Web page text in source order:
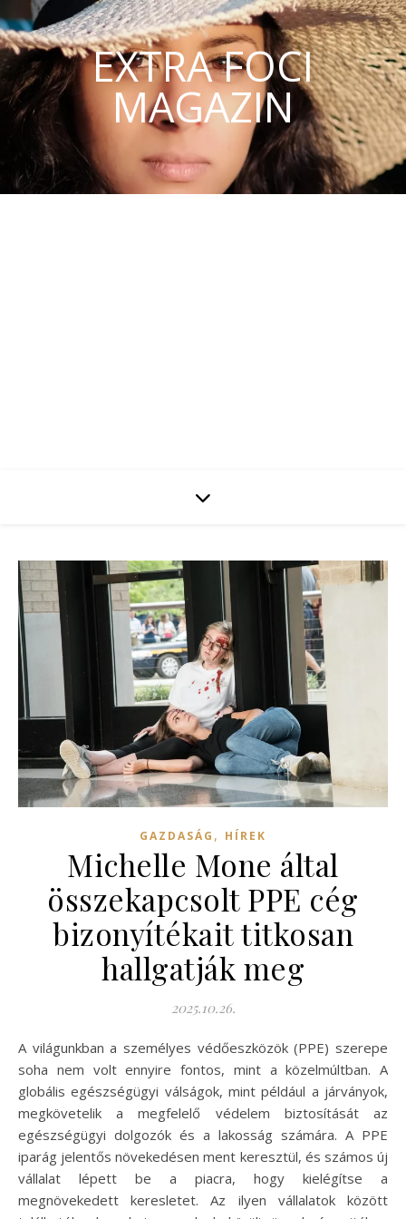
EXTRA FOCI
MAGAZIN
GAZDASÁG , HÍREK
Michelle Mone által
összekapcsolt PPE cég
bizonyítékait titkosan
hallgatják meg
2025.10.26.
A világunkban a személyes védőeszközök (PPE) szerepe
soha nem volt ennyire fontos, mint a közelmúltban. A
globális egészségügyi válságok, mint például a járványok,
megkövetelik a megfelelő védelem biztosítását az
egészségügyi dolgozók és a lakosság számára. A PPE
iparág jelentős növekedésen ment keresztül, és számos új
vállalat lépett be a piacra, hogy kielégítse a
megnövekedett keresletet. Az ilyen vállalatok között